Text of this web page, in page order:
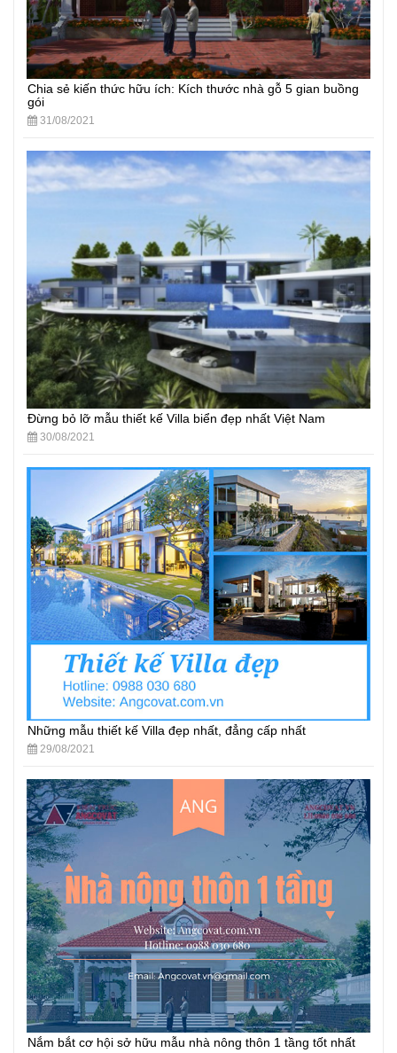
Chia sẻ kiến thức hữu ích: Kích thước nhà gỗ 5 gian buồng
gói
31/08/2021
Đừng bỏ lỡ mẫu thiết kế Villa biển đẹp nhất Việt Nam
30/08/2021
Những mẫu thiết kế Villa đẹp nhất, đẳng cấp nhất
29/08/2021
Nắm bắt cơ hội sở hữu mẫu nhà nông thôn 1 tầng tốt nhất